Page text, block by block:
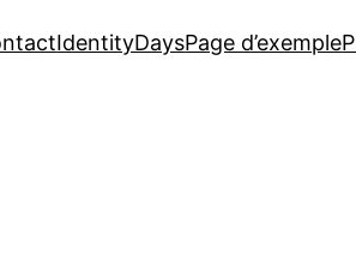
IdentityDaysPage d’exemple